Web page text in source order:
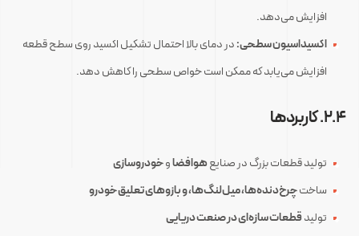
افزایش می‌دهد.
اکسیداسیون سطحی:در دمای بالا احتمال تشکیل اکسید روی سطح قطعه
افزایش می‌یابد که ممکن است خواص سطحی را کاهش دهد.
۲.۴. کاربردها
تولید قطعات بزرگ در صنایعهوافضاوخودروسازی
ساختچرخ‌دنده‌ها، میل‌لنگ‌ها، و بازوهای تعلیق خودرو
تولیدقطعات سازه‌ای در صنعت دریایی